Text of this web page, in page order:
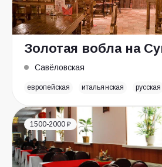
Золотая вобла на
Савёловская
европейская итальянская русская
1500-2000 ₽